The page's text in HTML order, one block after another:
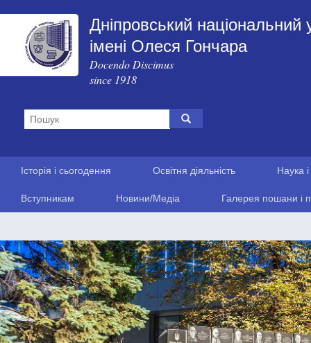
Дніпровський національний
імені Олеся Гончара
Docendo Discimus
since 1918
Історія і сьогодення Освітня діяльність Наука
Вступникам Новини/Медіа Галерея пошани і